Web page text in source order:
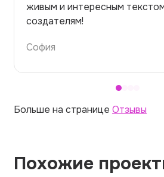
правильно. Для быстрого
темой — идеально.
Алина
Больше на странице Отзывы
Похожие